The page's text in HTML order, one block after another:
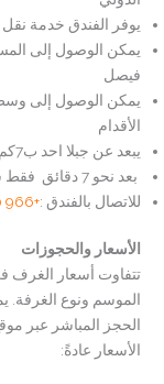
يوفر الفندق خدمة
فيصل
الأقدام
يبعد عن جبلا احد ب7كم
بعد نحو 7 دقائق فقط سيرًا على الأقدام من مركز طيبة التجاري.
للاتصال بالفندق :+966 9200 19006
الأسعار والحجوزات
تتفاوت أسعار الغرف
الموسم ونوع الغرفة.
الحجز المباشر عبر
الأسعار عادةً: